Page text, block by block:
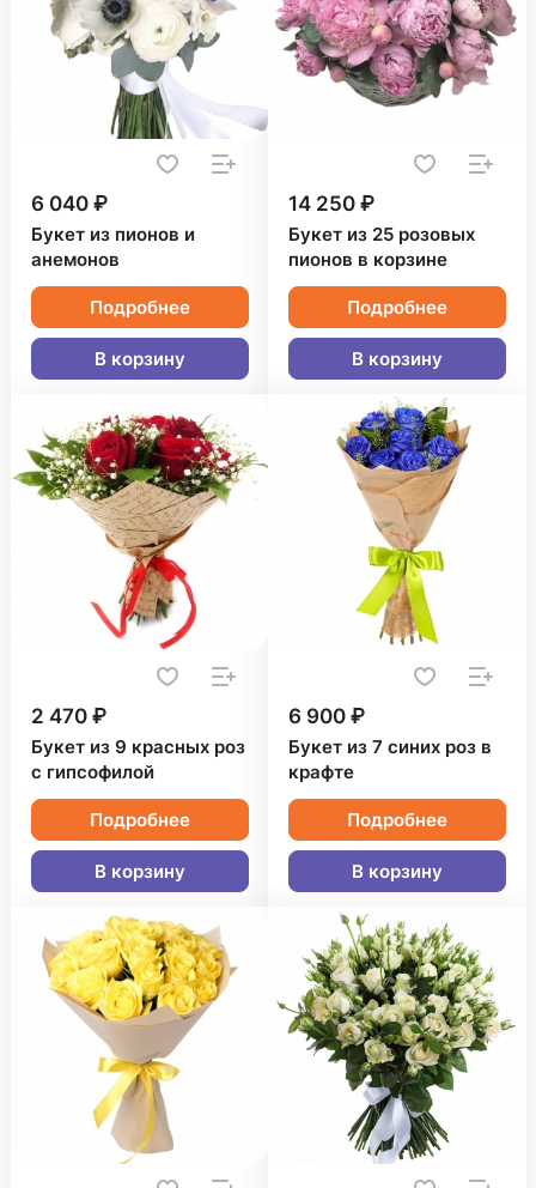
6 040 ₽
Букет из пионов и
анемонов
Подробнее
В корзину
14 250 ₽
Букет из 25 розовых
пионов в корзине
Подробнее
В корзину
2 470 ₽
Букет из 9 красных роз
с гипсофилой
Подробнее
В корзину
6 900 ₽
Букет из 7 синих роз в
крафте
Подробнее
В корзину